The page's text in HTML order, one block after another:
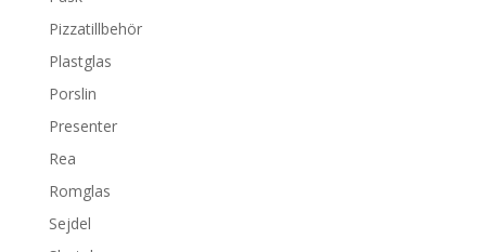
Pizzatillbehör
Plastglas
Porslin
Presenter
Rea
Romglas
Sejdel